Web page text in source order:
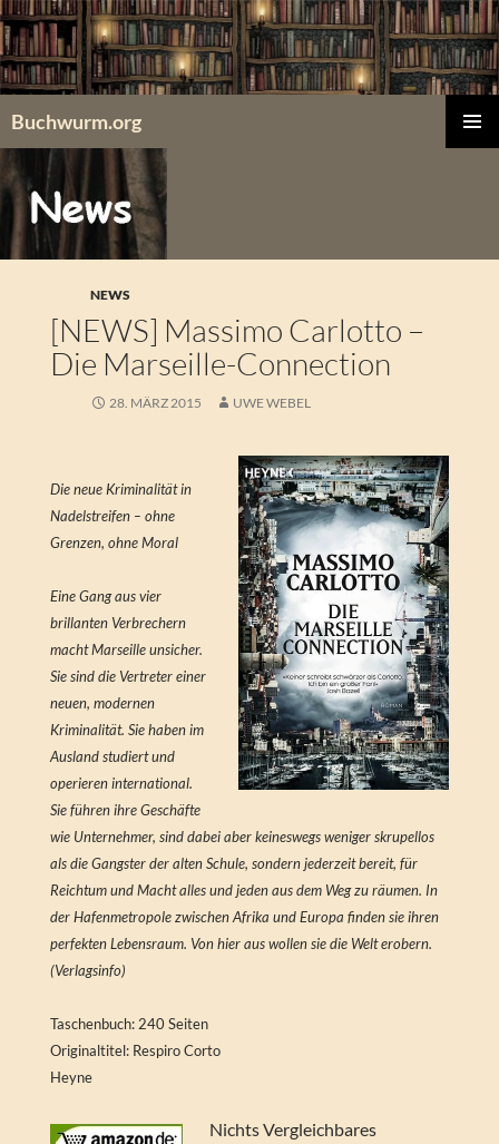
Zum
Inhalt
springen
Buchwurm.org
NEWS
[NEWS] Massimo Carlotto –
Die Marseille-Connection
28. MÄRZ 2015 UWE WEBEL
Die neue Kriminalität in
Nadelstreifen – ohne
Grenzen, ohne Moral
Eine Gang aus vier
brillanten Verbrechern
macht Marseille unsicher.
Sie sind die Vertreter einer
neuen, modernen
Kriminalität. Sie haben im
Ausland studiert und
operieren international.
Sie führen ihre Geschäfte
wie Unternehmer, sind dabei aber keineswegs weniger skrupellos
als die Gangster der alten Schule, sondern jederzeit bereit, für
Reichtum und Macht alles und jeden aus dem Weg zu räumen. In
der Hafenmetropole zwischen Afrika und Europa finden sie ihren
perfekten Lebensraum. Von hier aus wollen sie die Welt erobern.
(Verlagsinfo)
Taschenbuch: 240 Seiten
Originaltitel: Respiro Corto
Heyne
Nichts Vergleichbares